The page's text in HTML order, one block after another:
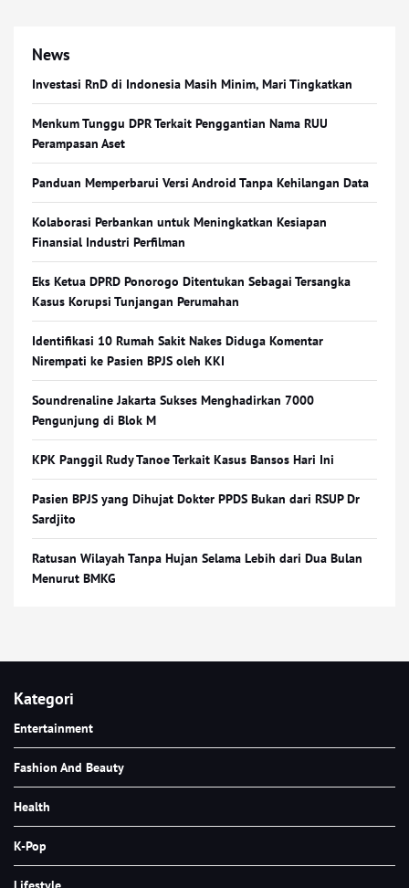
News
Investasi RnD di Indonesia Masih Minim, Mari Tingkatkan
Menkum Tunggu DPR Terkait Penggantian Nama RUU
Perampasan Aset
Panduan Memperbarui Versi Android Tanpa Kehilangan Data
Kolaborasi Perbankan untuk Meningkatkan Kesiapan
Finansial Industri Perfilman
Eks Ketua DPRD Ponorogo Ditentukan Sebagai Tersangka
Kasus Korupsi Tunjangan Perumahan
Identifikasi 10 Rumah Sakit Nakes Diduga Komentar
Nirempati ke Pasien BPJS oleh KKI
Soundrenaline Jakarta Sukses Menghadirkan 7000
Pengunjung di Blok M
KPK Panggil Rudy Tanoe Terkait Kasus Bansos Hari Ini
Pasien BPJS yang Dihujat Dokter PPDS Bukan dari RSUP Dr
Sardjito
Ratusan Wilayah Tanpa Hujan Selama Lebih dari Dua Bulan
Menurut BMKG
Kategori
Entertainment
Fashion And Beauty
Health
K-Pop